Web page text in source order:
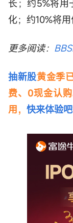
长；约5%将用
化；约10%将
更多阅读：
抽新股黄金季
费、0现金认
用， 快来体验